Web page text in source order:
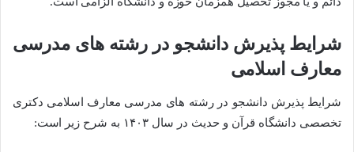
شرایط پذیرش دانشجو در رشته های مدرسی
معارف اسلامی
شرایط پذیرش دانشجو در رشته های مدرسی معارف اسلامی دکتری
تخصصی دانشگاه قرآن و حدیث در سال ۱۴۰۳ به شرح زیر است: